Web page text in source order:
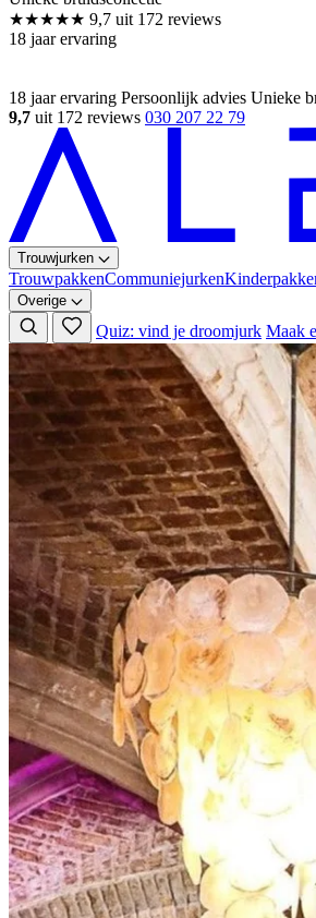
18 jaar ervaring Persoonlijk advies Unieke
9,7 uit 172 reviews 030 207 22 79
Trouwjurken
TrouwpakkenCommuniejurken
Overige
Quiz: vind je droomjurk Maak